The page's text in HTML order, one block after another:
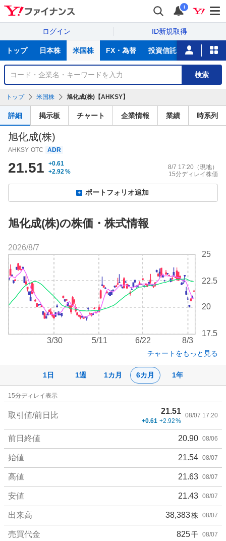
i
ログイン ID新規取得
サ
トップ 日本株 米国株 FX・為替 投資信託 ニュース
銘
検
索
検索
トップ 米国株 旭化成(株)【AHKSY】
詳細 掲示板 チャート 企業情報 業績 時系列
旭化成(株)
AHKSY OTC ADR
21.51
+0.61
+2.92%
8/7 17:20 （現地）
15分ディレイ株価
ポートフォリオ追加
旭化成(株)の株価・株式情報
1日 1週 1カ月 6カ月 1年
17.5
20
22.5
25
3/30 5/11 6/22 8/3
2026/8/7
チャートをもっと見る
価
15分ディレイ表示
取引値/前日比 21.51
+0.61 +2.92%
08/07 17:20
前日終値 20.90 08/06
始値 21.54 08/07
高値 21.63 08/07
安値 21.43 08/07
出来高 38,383株 08/07
売買代金 825千 08/07